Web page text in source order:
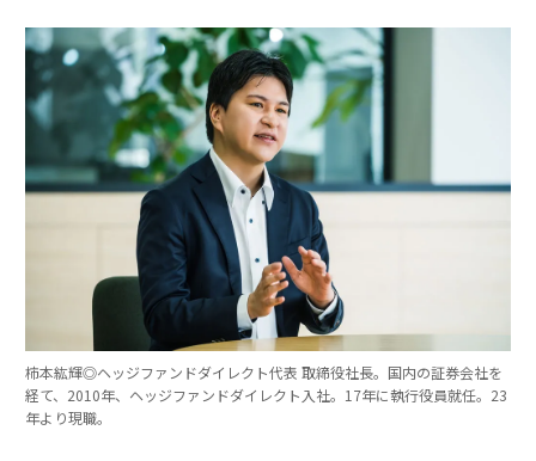
柿本紘輝◎ヘッジファンドダイレクト代表 取締役社長。国内の証券会社を
経て、2010年、ヘッジファンドダイレクト入社。17年に執行役員就任。23
年より現職。